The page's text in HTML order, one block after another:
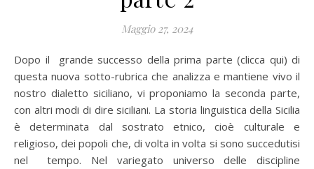
Maggio 27, 2024
Dopo il grande successo della prima parte (clicca qui) di
questa nuova sotto-rubrica che analizza e mantiene vivo il
nostro dialetto siciliano, vi proponiamo la seconda parte,
con altri modi di dire siciliani. La storia linguistica della Sicilia
è determinata dal sostrato etnico, cioè culturale e
religioso, dei popoli che, di volta in volta si sono succedutisi
nel tempo. Nel variegato universo delle discipline